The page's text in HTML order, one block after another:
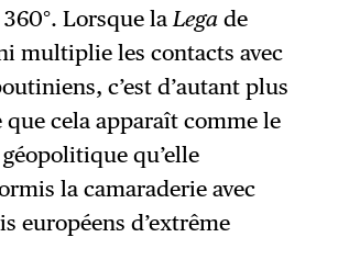
Lorsque la Lega de
multiplie les contacts avec
c’est d’autant plus
cela apparaît comme le
qu’elle
la camaraderie avec
européens d’extrême